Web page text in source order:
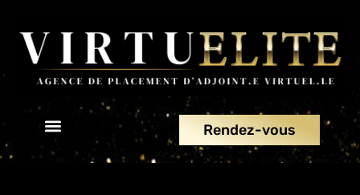
Rendez-vous